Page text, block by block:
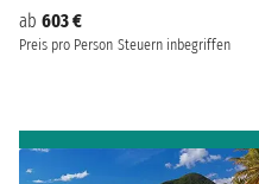
ab 603 €
Preis pro Person Steuern inbegriffen